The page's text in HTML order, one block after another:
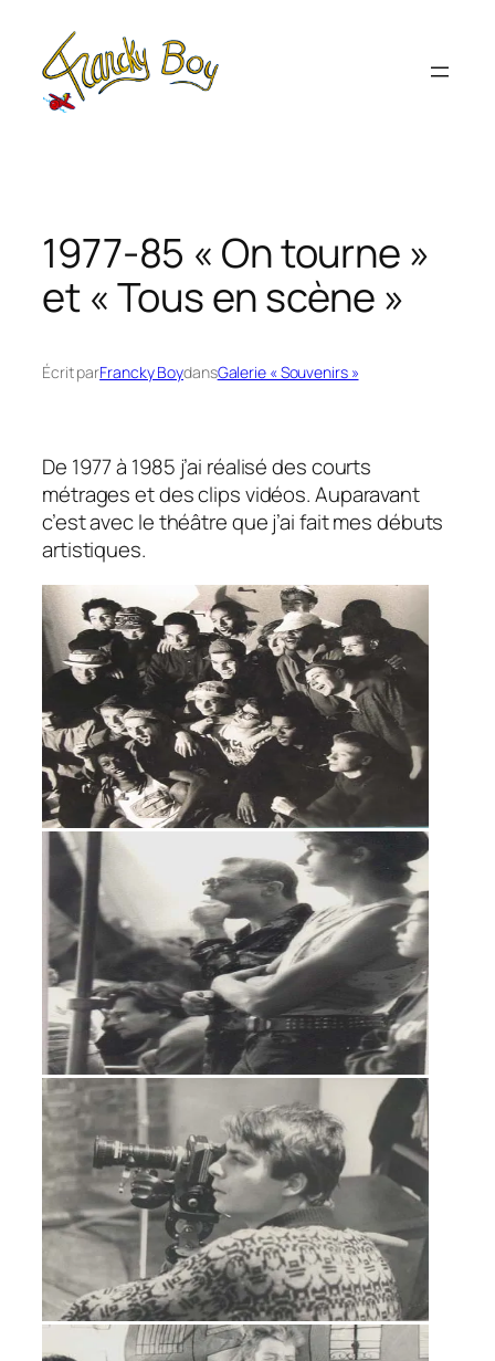
contenu
1977-85 « On tourne »
et « Tous en scène »
Écrit parFrancky BoydansGalerie « Souvenirs »
De 1977 à 1985 j’ai réalisé des courts
métrages et des clips vidéos. Auparavant
c’est avec le théâtre que j’ai fait mes débuts
artistiques.